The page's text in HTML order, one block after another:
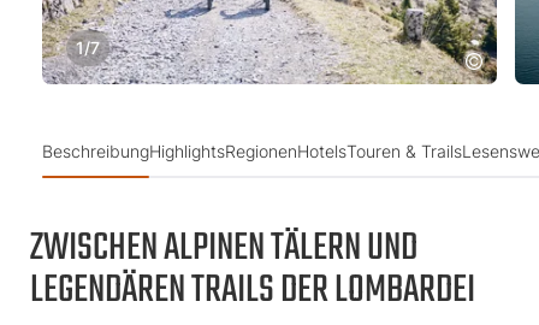
1/7
BeschreibungHighlightsRegionenHotelsTouren & Trails
ZWISCHEN ALPINEN TÄLERN UND
LEGENDÄREN TRAILS DER LOMBARDEI